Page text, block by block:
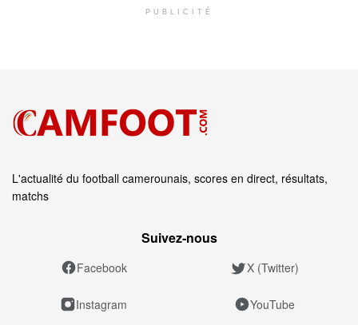
PUBLICITÉ
L'actualité du football camerounais, scores en direct, résultats,
matchs
Suivez‑nous
Facebook X (Twitter)
Instagram YouTube